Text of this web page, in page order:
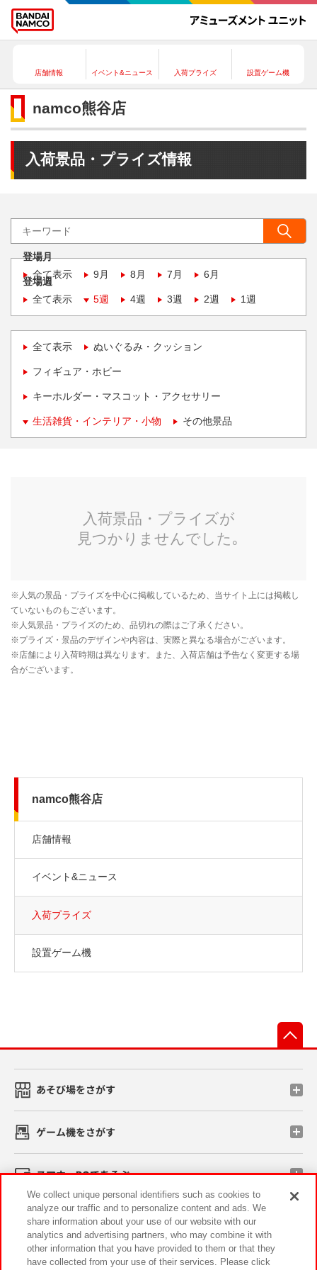
店舗情報 イベント&ニュース 入荷プライズ 設置ゲーム機
namco熊谷店
入荷景品・プライズ情報
登場月
全て表示
9月 8月 7月 6月
登場週
全て表示
5週 4週 3週 2週 1週
全て表示 ぬいぐるみ・クッション
フィギュア・ホビー
キーホルダー・マスコット・アクセサリー
生活雑貨・インテリア・小物 その他景品
namco熊谷店
店舗情報
イベント&ニュース
入荷プライズ
設置ゲーム機
あそび場をさがす
ゲーム機をさがす
スマホ・PCであそぶ
イベント・キャンペーン
We collect unique personal identifiers such as cookies to
analyze our traffic and to personalize content and ads. We
share information about your use of our website with our
analytics and advertising partners, who may combine it with
other information that you have provided to them or that they
have collected from your use of their services. Please click